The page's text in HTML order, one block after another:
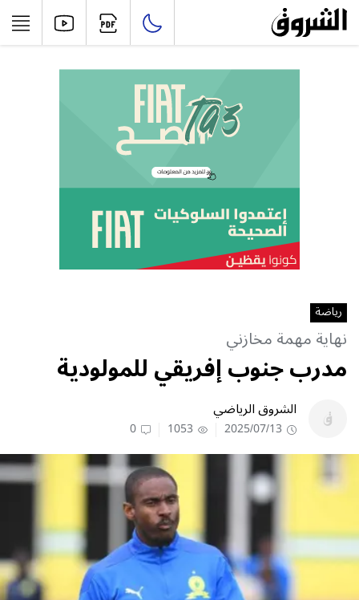
رياضة
نهاية مهمة مخازني
مدرب جنوب إفريقي للمولودية
الشروق الرياضي
2025/07/13
1053
0